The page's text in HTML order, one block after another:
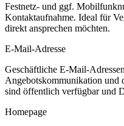
Festnetz- und ggf.
Kontaktaufnahme. Ideal für
direkt ansprechen möchten.
E-Mail-Adresse
Geschäftliche E-Mail-
Angebotskommunikation und
sind öffentlich verfügbar und
Homepage